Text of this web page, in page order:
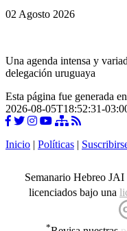
02 Agosto 2026
Una agenda intensa y
delegación uruguaya
Esta página fue generada
2026-08-05T18:52:31-
Inicio | Políticas |
Semanario Hebreo JAI
licenciados bajo una
*